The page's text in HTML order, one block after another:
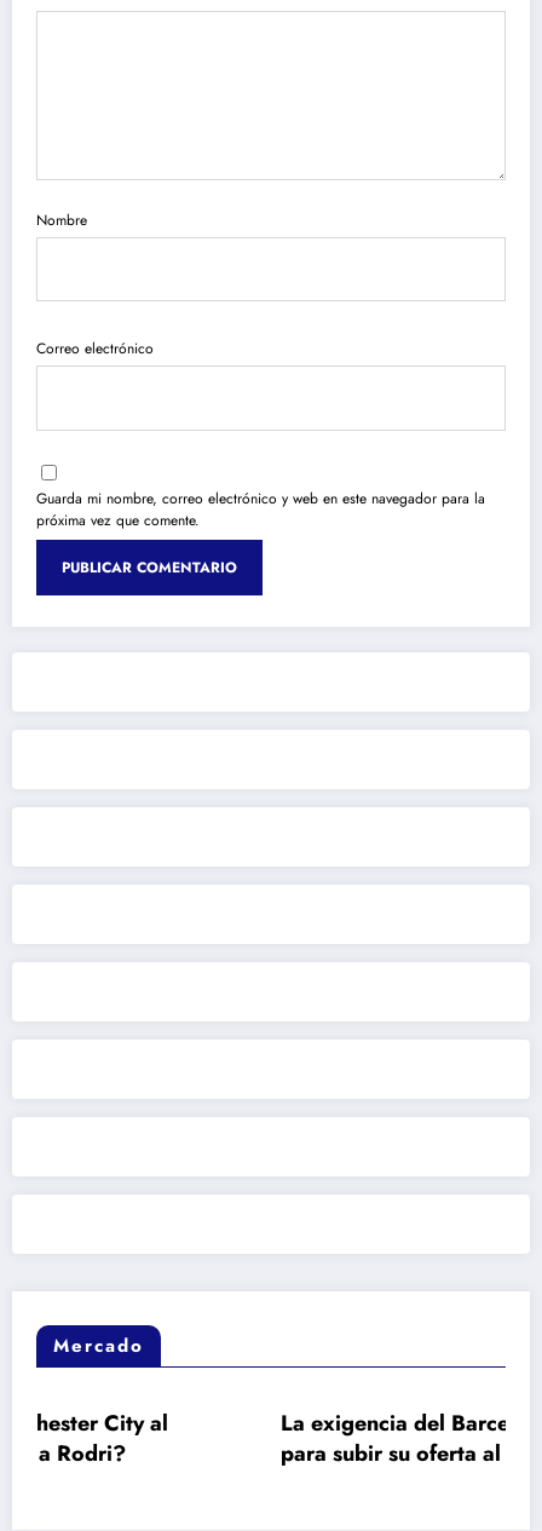
Nombre
Correo electrónico
Guarda mi nombre, correo electrónico y web en este navegador para la
próxima vez que comente.
Mercado
La exigencia del Barcelona a Julián
para subir su oferta al Atlético de